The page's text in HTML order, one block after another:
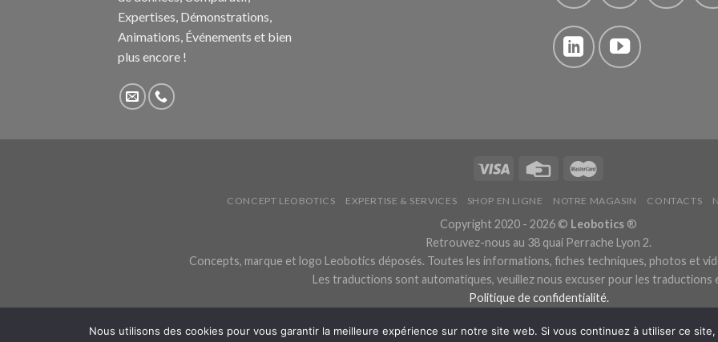
Expertises, Démonstrations,
Animations, Événements et bien
plus encore !
CONCEPT LEOBOTICS EXPERTISE & SERVICES SHOP EN LIGNE NOTRE MAGASIN CONTACTS
Copyright 2020 - 2026 © Leobotics ®
Retrouvez-nous au 38 quai Perrache Lyon 2.
Concepts, marque et logo Leobotics déposés. Toutes les informations, fiches techniques, photos et
Les traductions sont automatiques, veuillez nous excuser pour les traductions
Politique de confidentialité.
Nous utilisons des cookies pour vous garantir la meilleure expérience sur notre site web. Si vous continuez à utiliser ce